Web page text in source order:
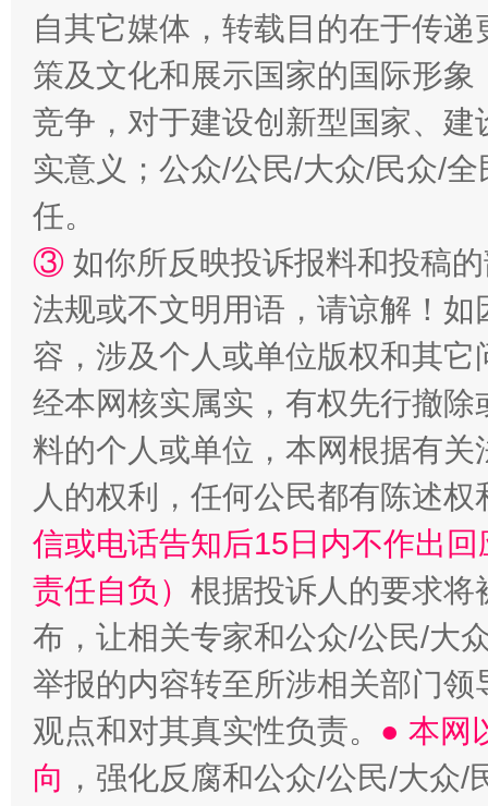
自其它媒体，转载目的在于传
策及文化和展示国家的国际形
竞争，对于建设创新型国家、
实意义；公众/公民/大众/民众/
任。
③ 如你所反映投诉报料和投稿
法规或不文明用语，请谅解！
容，涉及个人或单位版权和其它
经本网核实属实，有权先行撤
料的个人或单位，本网根据有
人的权利，任何公民都有陈述
信或电话告知后15日内不作出
责任自负） 根据投诉人的要求将
布，让相关专家和公众/公民/大
举报的内容转至所涉相关部门
观点和对其真实性负责。 ● 本网
向 ，强化反腐和公众/公民/大众